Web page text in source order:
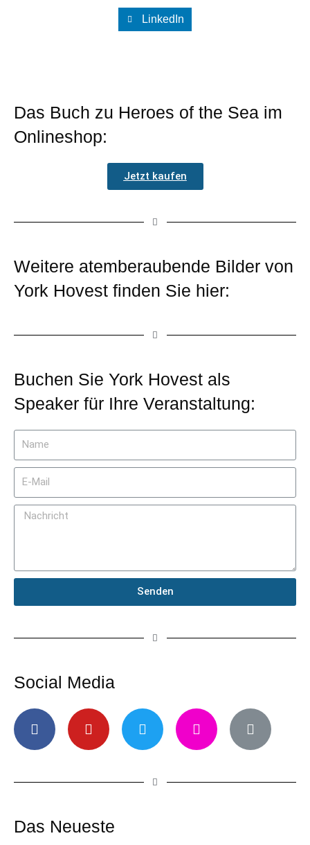
LinkedIn
Das Buch zu Heroes of the Sea im
Onlineshop:
Jetzt kaufen
Weitere atemberaubende Bilder von
York Hovest finden Sie hier:
Buchen Sie York Hovest als
Speaker für Ihre Veranstaltung:
Senden
Social Media
Das Neueste